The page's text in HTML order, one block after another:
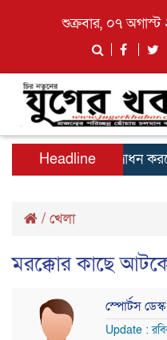
শুক্রবার, ০৭
Headline
বাসা উদ্বোধন করলেন
/ খেলা
মরক্কোর কাছে
স্পোর্টস ডেস্ক
Update :